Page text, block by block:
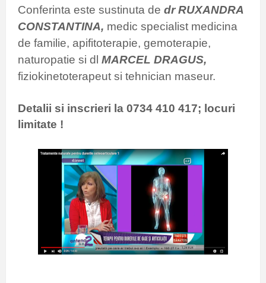
Conferinta este sustinuta de dr RUXANDRA
CONSTANTINA, medic specialist medicina
de familie, apifitoterapie, gemoterapie,
naturopatie si dl MARCEL DRAGUS,
fiziokinetoterapeut si tehnician maseur.
Detalii si inscrieri la 0734 410 417; locuri
limitate !